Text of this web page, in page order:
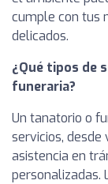
cumple con tus
delicados.
¿Qué tipos de
funeraria?
Un tanatorio o
servicios,
asistencia en
personalizadas.